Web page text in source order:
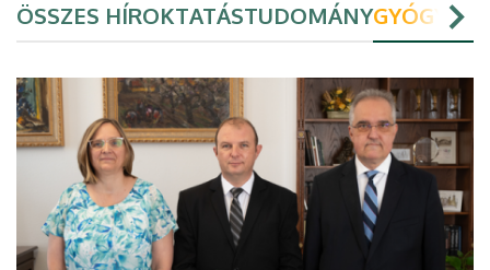
ÖSSZES HÍROKTATÁSTUDOMÁNY